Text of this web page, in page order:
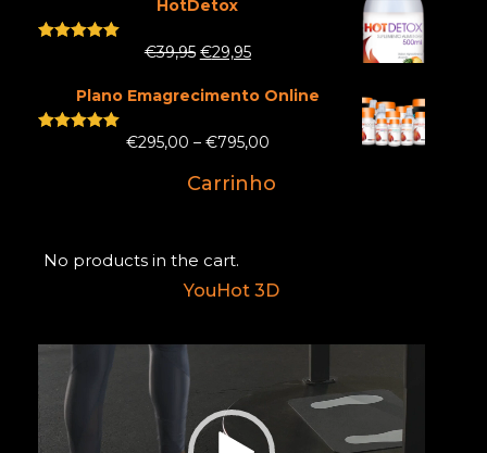
HotDetox
€39,95 €29,95
Plano Emagrecimento Online
€295,00 – €795,00
Carrinho
No products in the cart.
YouHot 3D
vídeo